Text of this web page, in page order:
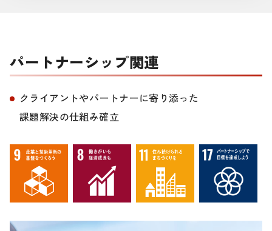
パートナーシップ関連
クライアントやパートナーに寄り添った
課題解決の仕組み確立